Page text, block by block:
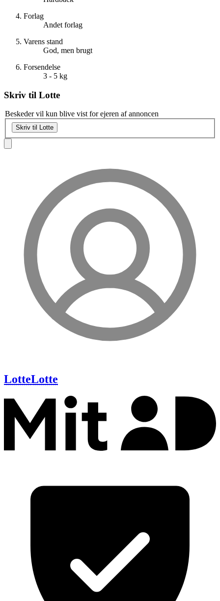
Forlag
Andet forlag
Varens stand
God, men brugt
Forsendelse
3 - 5 kg
Skriv til Lotte
Beskeder vil kun blive vist for ejeren af annoncen
Skriv til Lotte
LotteLotte